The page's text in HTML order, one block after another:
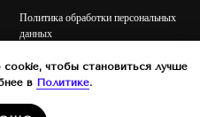
Политика обработки персональных
данных
чтобы становиться лучше
в Политике.